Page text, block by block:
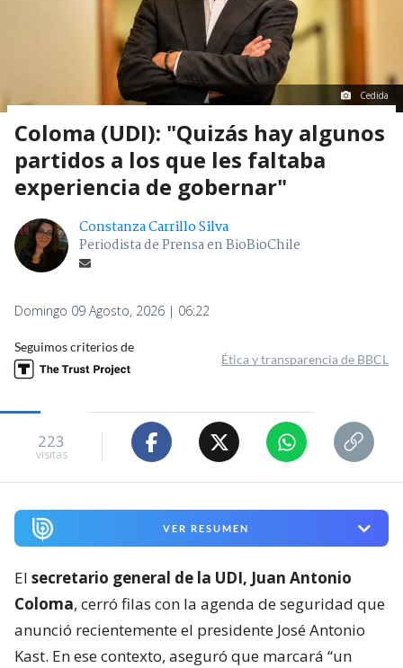
Cedida
Coloma (UDI): "Quizás hay algunos
partidos a los que les faltaba
experiencia de gobernar"
Constanza Carrillo Silva
Periodista de Prensa en BioBioChile
Domingo 09 Agosto, 2026 | 06:22
Seguimos criterios de
Ética y transparencia de BBCL
223
visitas
VER RESUMEN
El secretario general de la UDI, Juan Antonio
Coloma, cerró filas con la agenda de seguridad que
anunció recientemente el presidente José Antonio
Kast. En ese contexto, aseguró que marcará “un